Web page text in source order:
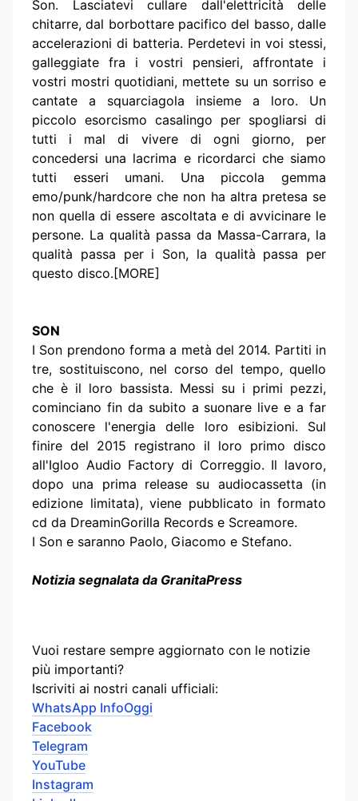
Son. Lasciatevi cullare dall'elettricità delle
chitarre, dal borbottare pacifico del basso, dalle
accelerazioni di batteria. Perdetevi in voi stessi,
galleggiate fra i vostri pensieri, affrontate i
vostri mostri quotidiani, mettete su un sorriso e
cantate a squarciagola insieme a loro. Un
piccolo esorcismo casalingo per spogliarsi di
tutti i mal di vivere di ogni giorno, per
concedersi una lacrima e ricordarci che siamo
tutti esseri umani. Una piccola gemma
emo/punk/hardcore che non ha altra pretesa se
non quella di essere ascoltata e di avvicinare le
persone. La qualità passa da Massa-Carrara, la
qualità passa per i Son, la qualità passa per
questo disco.[MORE]
SON
I Son prendono forma a metà del 2014. Partiti in
tre, sostituiscono, nel corso del tempo, quello
che è il loro bassista. Messi su i primi pezzi,
cominciano fin da subito a suonare live e a far
conoscere l'energia delle loro esibizioni. Sul
finire del 2015 registrano il loro primo disco
all'Igloo Audio Factory di Correggio. Il lavoro,
dopo una prima release su audiocassetta (in
edizione limitata), viene pubblicato in formato
cd da DreaminGorilla Records e Screamore.
I Son e saranno Paolo, Giacomo e Stefano.
Notizia segnalata da GranitaPress
Vuoi restare sempre aggiornato con le notizie
più importanti?
Iscriviti ai nostri canali ufficiali:
WhatsApp InfoOggi
Facebook
Telegram
YouTube
Instagram